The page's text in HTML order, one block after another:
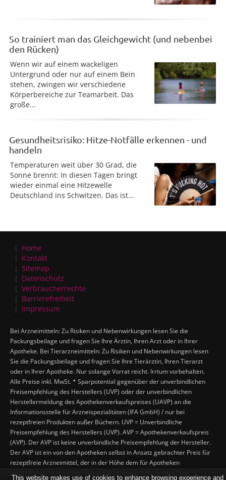
So trainiert man das Gleichgewicht (und nebenbei
den Rücken)
Wenn wir auf einem wackeligen
Untergrund oder nur auf einem Bein
stehen, zwingen wir verschiedene
Körperbereiche zur Teamarbeit. Das
große...
Gesundheitsrisiko: Hitze-Notfälle erkennen - und
handeln
Temperaturen weit über 30 Grad, die
Sonne brennt: In diesen Tagen bringt
wieder einmal eine Hitzewelle
Deutschland ins Schwitzen. Das ist...
Home
Kontakt
Sitemap
Datenschutz
Verbraucherrechte
Barrierefreiheit
Impressum
Bei Arzneimitteln: Zu Risiken und Nebenwirkungen lesen Sie die
Packungsbeilage und fragen Sie Ihre Ärztin, Ihren Arzt oder in Ihrer
Apotheke. Bei Tierarzneimitteln: Zu Risiken und Nebenwirkungen lesen
Sie die Packungsbeilage und fragen Sie Ihre Tierärztin, Ihren Tierarzt
oder in Ihrer Apotheke. Nur solange Vorrat reicht. Irrtum vorbehalten.
Alle Preise inkl. MwSt. * Sparpotential gegenüber der unverbindlichen
Preisempfehlung des Herstellers (UVP) oder der unverbindlichen
Herstellermeldung des Apothekenverkaufspreises (UAVP) an die
Informationsstelle für Arzneispezialitäten (IFA GmbH) / nur bei
rezeptfreien Produkten außer Büchern. UVP = Unverbindliche
Preisempfehlung des Herstellers (UVP). AVP = Apothekenverkaufspreis
(AVP). Der AVP ist keine unverbindliche Preisempfehlung der Hersteller.
Der AVP ist ein von den Apotheken selbst in Ansatz gebrachter Preis für
rezeptfreie Arzneimittel, der in der Höhe dem für Apotheken
This website makes use of cookies to enhance browsing experience and